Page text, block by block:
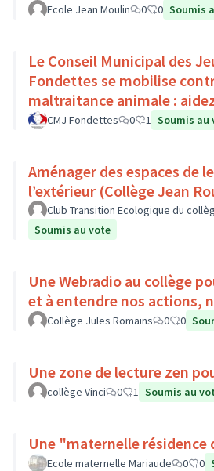
Ecole Jean Moulin 0 0 Soumis
Le Conseil Municipal des
Fondettes se mobilise
maltraitance animale :
de Luynes !
CMJ Fondettes 0 1 Soumis au
Aménager des espaces de
l’extérieur (Collège
Club Transition Ecologique du
Soumis au vote
Une Webradio au collège
et à entendre nos actions,
Collège Jules Romains 0 0
Une zone de lecture zen
collège Vinci 0 1 Soumis au
Une "maternelle
Ecole maternelle Mariaude 0 0